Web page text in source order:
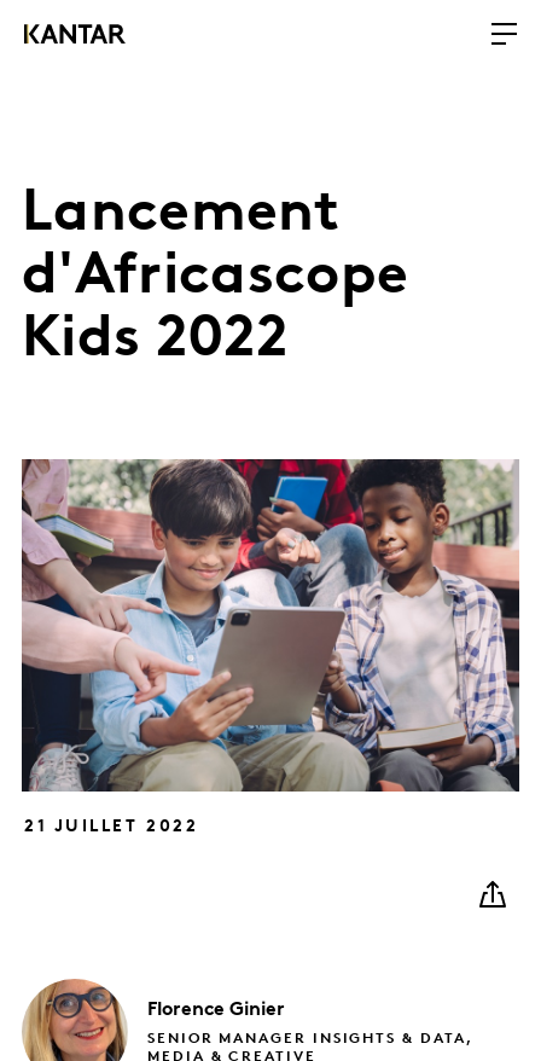
Lancement
d'Africascope
Kids 2022
21 JUILLET 2022
Florence Ginier
SENIOR MANAGER INSIGHTS & DATA,
MEDIA & CREATIVE